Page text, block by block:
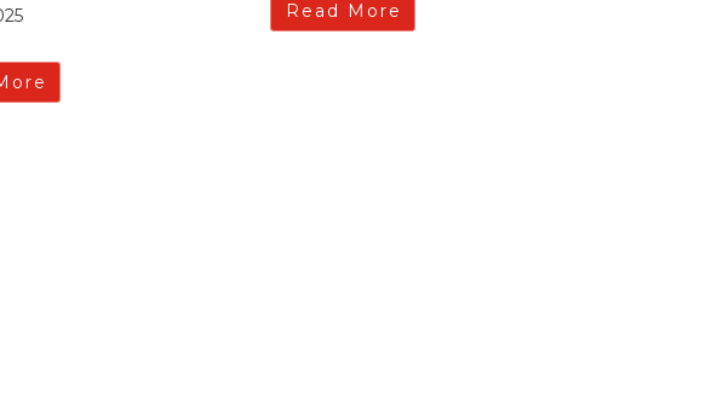
Read More